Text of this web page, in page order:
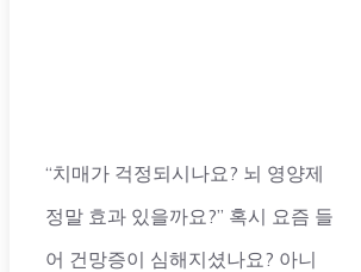
“치매가 걱정되시나요? 뇌 영양제
정말 효과 있을까요?” 혹시 요즘 들
어 건망증이 심해지셨나요? 아니